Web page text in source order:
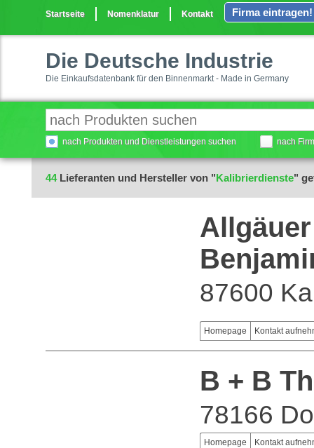
Startseite Nomenklatur Kontakt Firma eintragen!
Die Deutsche Industrie
Die Einkaufsdatenbank für den Binnenmarkt - Made in Germany
nach Produkten und Dienstleistungen suchen nach
44Lieferanten und Hersteller von "Kalibrierdienste"
87600
Homepage Kontakt
B + B
78166
Homepage Kontakt